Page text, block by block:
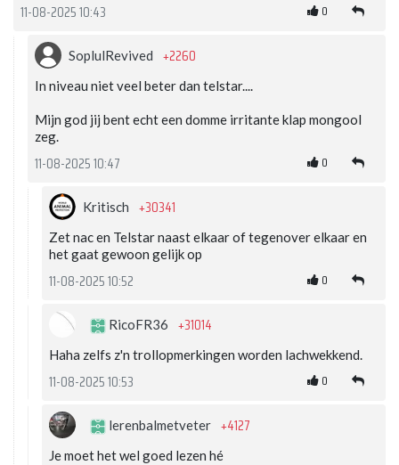
11-08-2025 10:43 0
SoplulRevived +2260
In niveau niet veel beter dan telstar....
Mijn god jij bent echt een domme irritante klap mongool
zeg.
11-08-2025 10:47 0
Kritisch +30341
Zet nac en Telstar naast elkaar of tegenover elkaar en
het gaat gewoon gelijk op
11-08-2025 10:52 0
RicoFR36 +31014
Haha zelfs z'n trollopmerkingen worden lachwekkend.
11-08-2025 10:53 0
lerenbalmetveter +4127
Je moet het wel goed lezen hé